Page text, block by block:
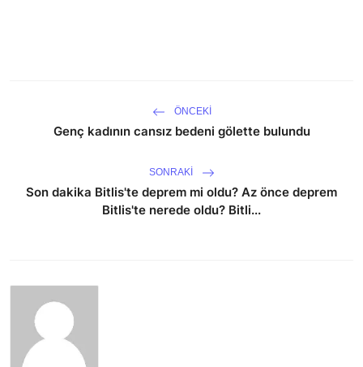
ÖNCEKI
Genç kadının cansız bedeni gölette bulundu
SONRAKI
Son dakika Bitlis'te deprem mi oldu? Az önce deprem
Bitlis'te nerede oldu? Bitli...